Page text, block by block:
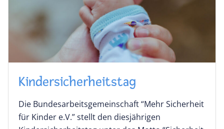
Kindersicherheitstag
Die Bundesarbeitsgemeinschaft “Mehr Sicherheit
für Kinder e.V.” stellt den diesjährigen